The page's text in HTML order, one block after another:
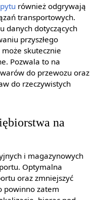
również odgrywają
transportowych.
danych dotyczących
przyszłego
skutecznie
Pozwala to na
do przewozu oraz
do rzeczywistych
na
i magazynowych
Optymalna
oraz zmniejszyć
powinno zatem